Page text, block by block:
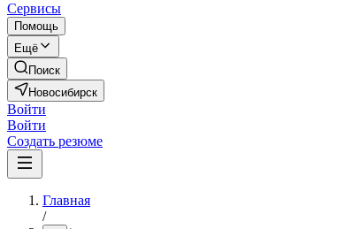
Сервисы
Помощь
Ещё
Поиск
Новосибирск
Войти
Войти
Создать резюме
Главная
/